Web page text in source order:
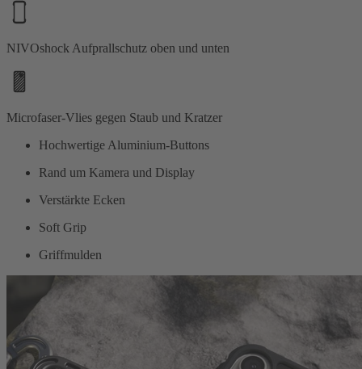
NIVOshock Aufprallschutz oben und unten
Microfaser-Vlies gegen Staub und Kratzer
Hochwertige Aluminium-Buttons
Rand um Kamera und Display
Verstärkte Ecken
Soft Grip
Griffmulden